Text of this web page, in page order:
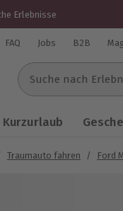
Erlebnisse
für mydays.de
FAQ Jobs B2B
Suche nach
Kurzurlaub
Traumauto fahren / Ford